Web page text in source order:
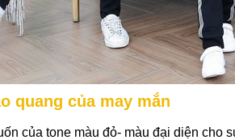
quang của may mắn
của tone màu đỏ- màu đại diện cho